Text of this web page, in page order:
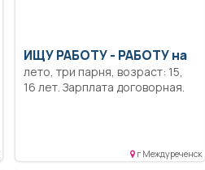
ИЩУ РАБОТУ - РАБОТУ на
лето, три парня, возраст: 15,
16 лет. Зарплата договорная.
г Междуреченск